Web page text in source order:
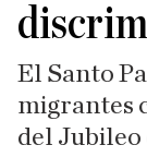
El Santo
migrantes
del Jubileo